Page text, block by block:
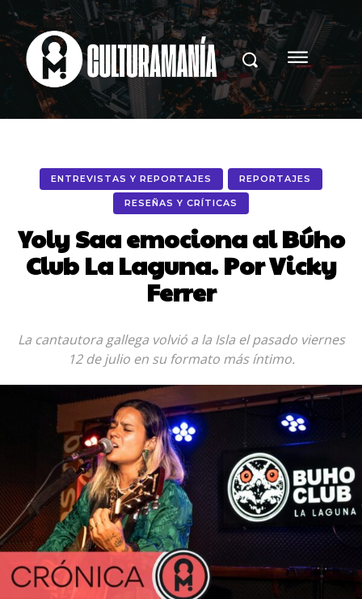
ENTREVISTAS Y REPORTAJES REPORTAJES
RESEÑAS Y CRÍTICAS
Yoly Saa emociona al Búho
Club La Laguna. Por Vicky
Ferrer
La cantautora gallega volvió a la Isla el pasado viernes
12 de julio en su formato más íntimo.